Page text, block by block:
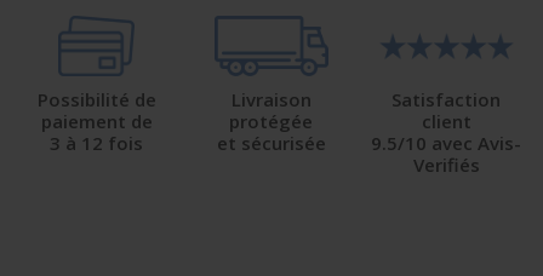
Possibilité de
paiement de
3 à 12 fois
Livraison
protégée
et sécurisée
Satisfaction
client
9.5/10 avec Avis-
Verifiés